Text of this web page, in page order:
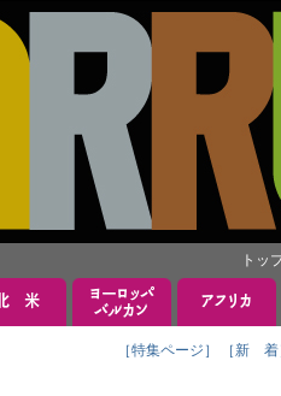
トッ
［特集ページ］ ［新 着